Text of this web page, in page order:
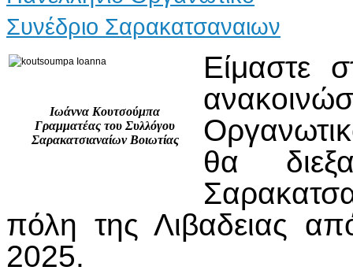
Ιωάννα Κουτσούμπα
Γραμματέας του Συλλόγου
Σαρακατσιαναίων Βοιωτίας
Είμαστε
θα
πόλη της Λιβαδειας
2025.